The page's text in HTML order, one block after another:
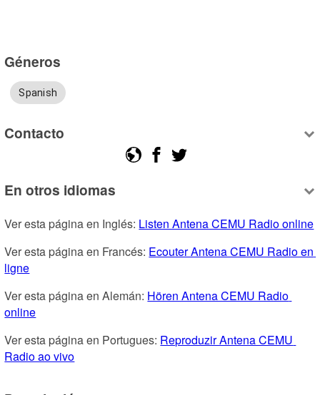
Géneros
Spanish
Contacto
En otros idiomas
Ver esta página en Inglés: Listen Antena CEMU Radio online
Ver esta página en Francés: Ecouter Antena CEMU Radio en
ligne
Ver esta página en Alemán: Hören Antena CEMU Radio
online
Ver esta página en Portugues: Reproduzir Antena CEMU
Radio ao vivo